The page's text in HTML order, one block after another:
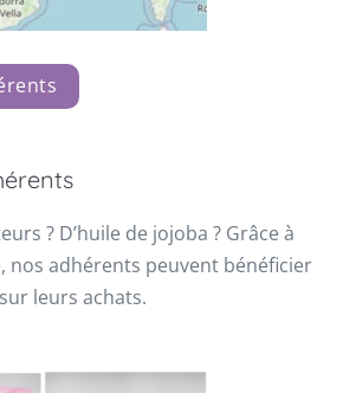
? D’huile de jojoba ? Grâce à
nos adhérents peuvent bénéficier
leurs achats.